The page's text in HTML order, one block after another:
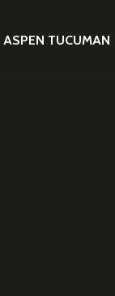
ASPEN TUCUMAN